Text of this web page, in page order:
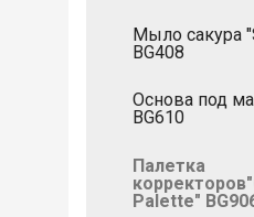
Мыло сакура
BG408
Основа под
BG610
Палетка
Palette"